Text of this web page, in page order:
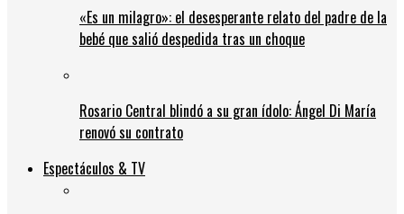
«Es un milagro»: el desesperante relato del padre de la
bebé que salió despedida tras un choque
Rosario Central blindó a su gran ídolo: Ángel Di María
renovó su contrato
Espectáculos & TV